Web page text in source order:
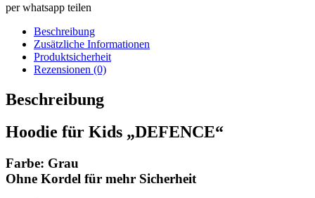
per whatsapp teilen
Beschreibung
Zusätzliche Informationen
Produktsicherheit
Rezensionen (0)
Beschreibung
Hoodie für Kids „DEFENCE“
Farbe: Grau
Ohne Kordel für mehr Sicherheit